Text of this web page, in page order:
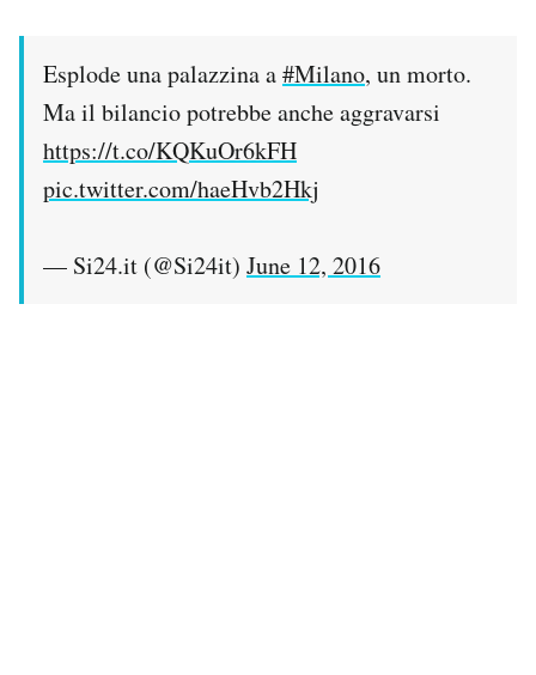
Esplode una palazzina a#Milano, un morto.
Ma il bilancio potrebbe anche aggravarsi
https://t.co/KQKuOr6kFH
pic.twitter.com/haeHvb2Hkj
— Si24.it (@Si24it) June 12, 2016